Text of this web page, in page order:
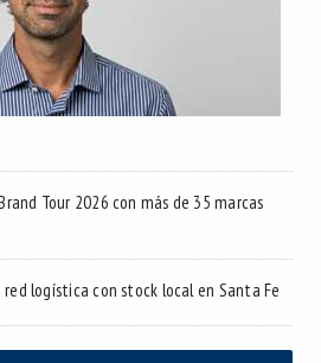
Tour 2026 con más de 35 marcas
logística con stock local en Santa Fe